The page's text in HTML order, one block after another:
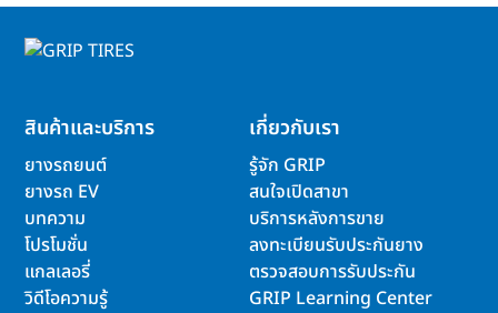
สินค้าและบริการ
ยางรถยนต์
ยางรถ EV
บทความ
โปรโมชั่น
แกลเลอรี่
วิดีโอความรู้
เกี่ยวกับเรา
รู้จัก GRIP
สนใจเปิดสาขา
บริการหลังการขาย
ลงทะเบียนรับประกันยาง
ตรวจสอบการรับประกัน
GRIP Learning Center